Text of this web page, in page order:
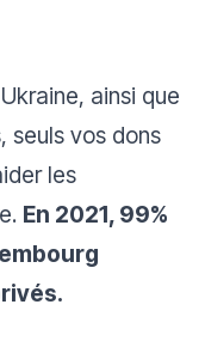
ainsi que
seuls vos dons
les
En 2021, 99%